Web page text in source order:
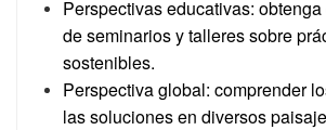
Perspectivas educativas:
de seminarios y talleres sobre
sostenibles.
Perspectiva global: comprender
las soluciones en diversos